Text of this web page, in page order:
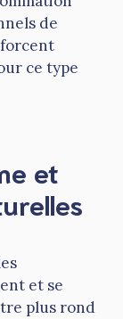
de
ce type
et
et se
plus rond